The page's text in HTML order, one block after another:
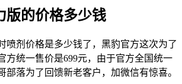
版的价格多少钱
喷剂价格是多少钱了，黑豹官方这次为了
方统一售价是699元，由于官方全国统一
部落为了回馈新老客户，加微信有惊喜。